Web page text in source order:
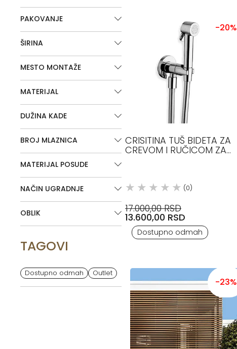
PAKOVANJE
ŠIRINA
MESTO MONTAŽE
MATERIJAL
DUŽINA KADE
BROJ MLAZNICA
MATERIJAL POSUDE
NAČIN UGRADNJE
OBLIK
TAGOVI
Dostupno odmah Outlet
-20%
CRISITINA TUŠ BIDETA ZA
CREVOM I RUČICOM ZA
(0)
17.000,00 RSD
13.600,00 RSD
Dostupno odmah
-23%